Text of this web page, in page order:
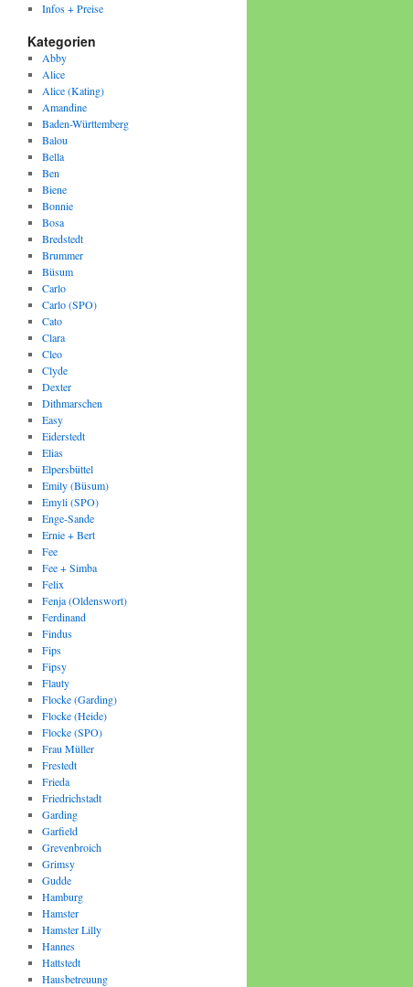
Infos + Preise
Kategorien
Abby
Alice
Alice (Kating)
Amandine
Baden-Württemberg
Balou
Bella
Ben
Biene
Bonnie
Bosa
Bredstedt
Brummer
Büsum
Carlo
Carlo (SPO)
Cato
Clara
Cleo
Clyde
Dexter
Dithmarschen
Easy
Eiderstedt
Elias
Elpersbüttel
Emily (Büsum)
Emyli (SPO)
Enge-Sande
Ernie + Bert
Fee
Fee + Simba
Felix
Fenja (Oldenswort)
Ferdinand
Findus
Fips
Fipsy
Flauty
Flocke (Garding)
Flocke (Heide)
Flocke (SPO)
Frau Müller
Frestedt
Frieda
Friedrichstadt
Garding
Garfield
Grevenbroich
Grimsy
Gudde
Hamburg
Hamster
Hamster Lilly
Hannes
Hattstedt
Hausbetreuung